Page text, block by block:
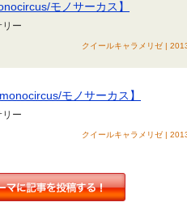
モノサーカス】
ー
クイールキャラメリゼ |
モノサーカス】
ー
クイールキャラメリゼ |